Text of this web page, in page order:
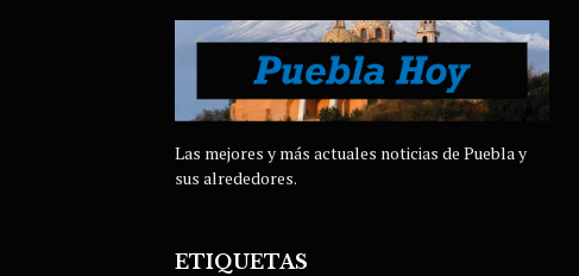
Las mejores y más actuales noticias de Puebla y
sus alrededores.
ETIQUETAS